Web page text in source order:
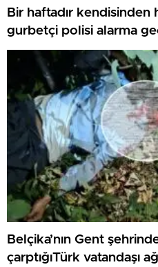
Bir haftadır kendisinden
gurbetçi polisi alarma
Belçika’nın Gent
çarptığıTürk vatandaşı